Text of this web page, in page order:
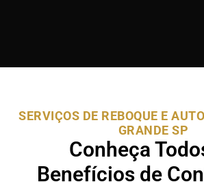
SERVIÇOS DE REBOQUE E
GRANDE SP
Conheça
Benefícios de